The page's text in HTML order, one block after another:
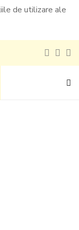
de utilizare ale